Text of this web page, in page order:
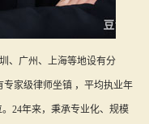
、广州、上海等地设有分
家级律师坐镇 ，平均执业年
24年来，秉承专业化、规模